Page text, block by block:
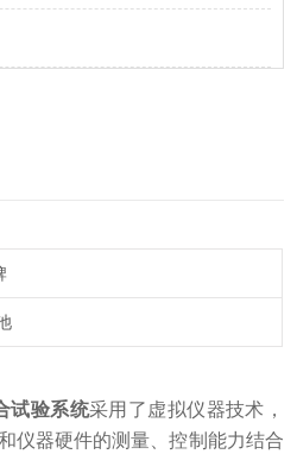
试验系统采用了虚拟仪器技术，
仪器硬件的测量、控制能力结合